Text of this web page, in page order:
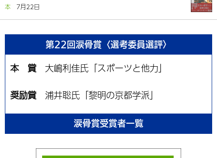
本 7月22日
第22回涙骨賞〈選考委員選評〉
本 賞 大嶋利佳氏「スポーツと他力」
奨励賞 浦井聡氏「黎明の京都学派」
涙骨賞受賞者一覧